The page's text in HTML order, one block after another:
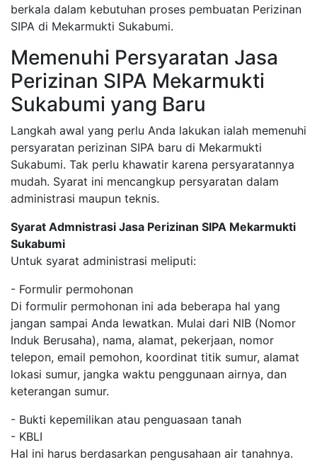
berkala dalam kebutuhan proses pembuatan Perizinan
SIPA di Mekarmukti Sukabumi.
Memenuhi Persyaratan Jasa
Perizinan SIPA Mekarmukti
Sukabumi yang Baru
Langkah awal yang perlu Anda lakukan ialah memenuhi
persyaratan perizinan SIPA baru di Mekarmukti
Sukabumi. Tak perlu khawatir karena persyaratannya
mudah. Syarat ini mencangkup persyaratan dalam
administrasi maupun teknis.
Syarat Admnistrasi Jasa Perizinan SIPA Mekarmukti
Sukabumi
Untuk syarat administrasi meliputi:
- Formulir permohonan
Di formulir permohonan ini ada beberapa hal yang
jangan sampai Anda lewatkan. Mulai dari NIB (Nomor
Induk Berusaha), nama, alamat, pekerjaan, nomor
telepon, email pemohon, koordinat titik sumur, alamat
lokasi sumur, jangka waktu penggunaan airnya, dan
keterangan sumur.
- Bukti kepemilikan atau penguasaan tanah
- KBLI
Hal ini harus berdasarkan pengusahaan air tanahnya.